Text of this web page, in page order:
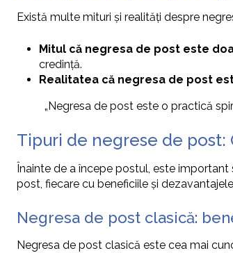
Există multe mituri și realități despre
Mitul că negresa de post este
credință.
Realitatea că negresa de post
„Negresa de post este o practică
Tipuri de negrese de
Înainte de a începe postul, este
post, fiecare cu beneficiile și
Negresa de post clasică:
Negresa de post clasică este cea mai